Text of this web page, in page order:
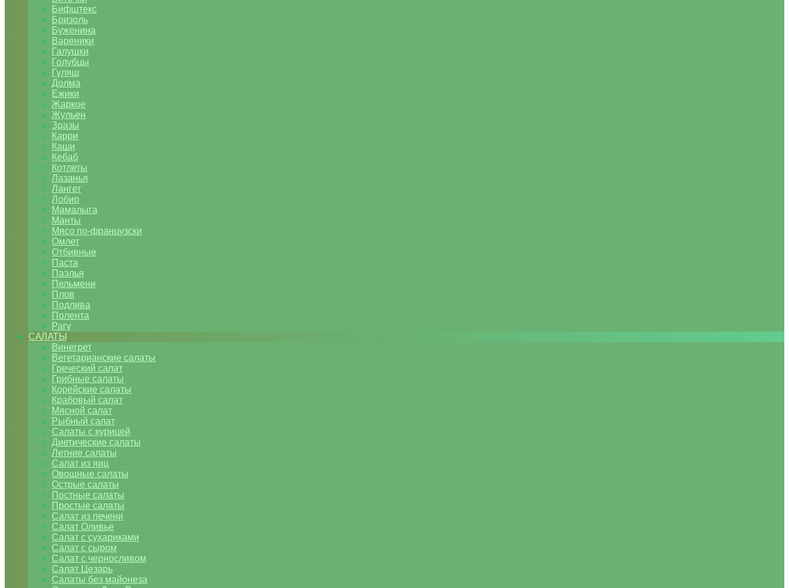
Бифштекс
Бризоль
Буженина
Вареники
Галушки
Голубцы
Гуляш
Долма
Ежики
Жаркое
Жульен
Зразы
Карри
Каши
Кебаб
Котлеты
Лазанья
Лангет
Лобио
Мамалыга
Манты
Мясо по-французски
Омлет
Отбивные
Паста
Паэлья
Пельмени
Плов
Подлива
Полента
Рагу
САЛАТЫ
Винегрет
Вегетарианские салаты
Греческий салат
Грибные салаты
Корейские салаты
Крабовый салат
Мясной салат
Рыбный салат
Салаты с курицей
Диетические салаты
Летние салаты
Салат из яиц
Овощные салаты
Острые салаты
Постные салаты
Простые салаты
Салат из печени
Салат Оливье
Салат с сухариками
Салат с сыром
Салат с черносливом
Салат Цезарь
Салаты без майонеза